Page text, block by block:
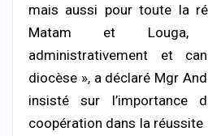
mais aussi pour toute la
Matam et Louga,
administrativement et
diocèse », a déclaré Mgr
insisté sur l’importance
coopération dans la